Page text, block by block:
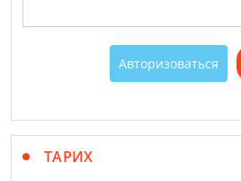
Авторизоваться
ТАРИХ